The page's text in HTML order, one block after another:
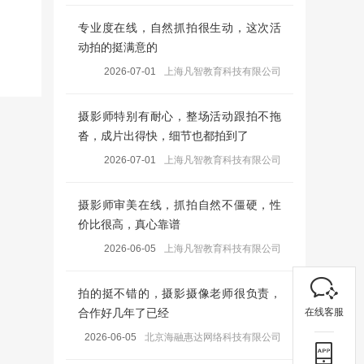
专业度在线，自然抓拍很生动，这次活
动拍的挺满意的
2026-07-01 上海凡智教育科技有限公司
摄影师特别有耐心，整场活动跟拍不拖
沓，成片出得快，细节也都拍到了
2026-07-01 上海凡智教育科技有限公司
摄影师审美在线，抓拍自然不僵硬，性
价比很高，真心靠谱
2026-06-05 上海凡智教育科技有限公司
拍的挺不错的，摄影摄像老师很负责，
合作好几年了已经
2026-06-05 北京海融惠达网络科技有限公司
在线客服